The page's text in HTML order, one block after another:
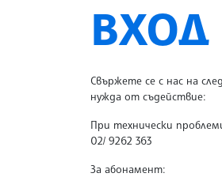
ВХОД
Свържете се с нас на
нужда от съдействие:
При технически
02/ 9262 363
За абонамент: